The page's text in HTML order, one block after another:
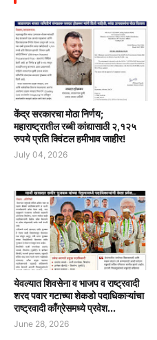
केंद्र सरकारचा मोठा निर्णय;
महाराष्ट्रातील रब्बी कांद्यासाठी २,१२५
रुपये प्रति क्विंटल हमीभाव जाहीर!
July 04, 2026
येवल्यात शिवसेना व भाजप व राष्ट्रवादी
शरद पवार गटाच्या शेकडो पदाधिकाऱ्यांचा
राष्ट्रवादी काँग्रेसमध्ये प्रवेश...
June 28, 2026